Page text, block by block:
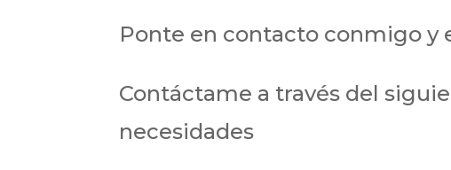
Ponte en contacto conmigo y
Contáctame a través del
necesidades